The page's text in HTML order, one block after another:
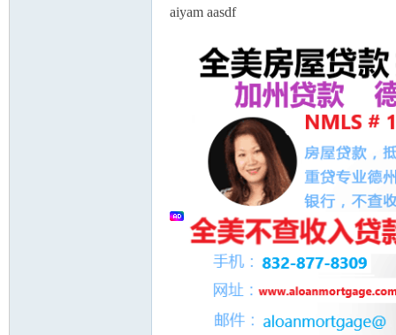
aiyam aasdf